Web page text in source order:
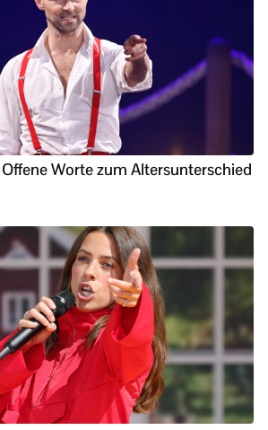
Worte zum Altersunterschied